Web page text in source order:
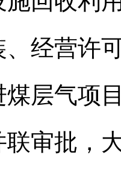
、经营许
气项目
审批，